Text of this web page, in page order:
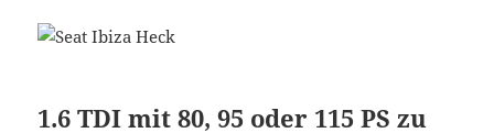
1.6 TDI mit 80, 95 oder 115 PS zu